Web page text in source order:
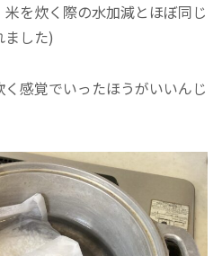
を炊く際の水加減とほぼ同じ
ました)
感覚でいったほうがいいんじ